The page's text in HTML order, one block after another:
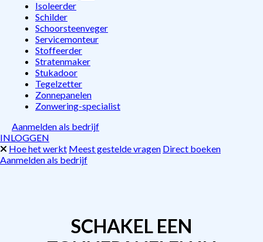
Isoleerder
Schilder
Schoorsteenveger
Servicemonteur
Stoffeerder
Stratenmaker
Stukadoor
Tegelzetter
Zonnepanelen
Zonwering-specialist
Aanmelden als bedrijf
INLOGGEN
Hoe het werkt Meest gestelde vragen Direct boeken
Aanmelden als bedrijf
SCHAKEL EEN